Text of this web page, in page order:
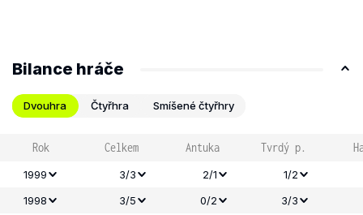
Bilance hráče
Dvouhra Čtyřhra Smíšené čtyřhry
Rok Celkem Antuka Tvrdý p.
1999 3/3 2/1
1/2
1998
3/5 0/2
3/3